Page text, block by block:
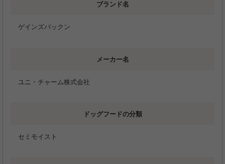
ブランド名
ゲインズパックン
メーカー名
ユニ・チャーム株式会社
ドッグフードの分類
セミモイスト